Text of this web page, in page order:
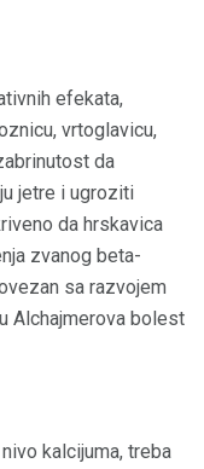
efekata,
vrtoglavicu,
da
jetre i ugroziti
da hrskavica
zvanog beta-
sa razvojem
Alchajmerova bolest
kalcijuma, treba